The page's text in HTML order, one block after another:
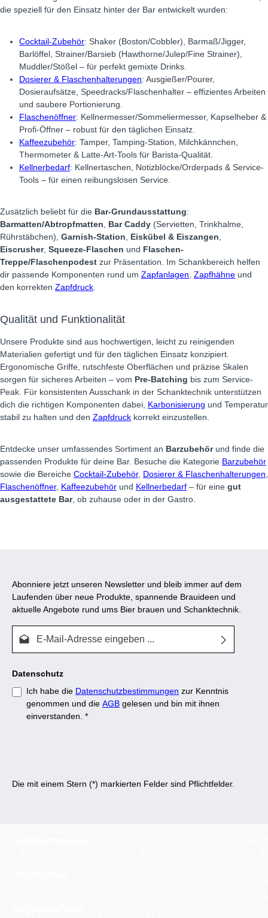
die speziell für den Einsatz hinter der Bar entwickelt wurden:
Cocktail-Zubehör: Shaker (Boston/Cobbler), Barmaß/Jigger,
Barlöffel, Strainer/Barsieb (Hawthorne/Julep/Fine Strainer),
Muddler/Stößel – für perfekt gemixte Drinks.
Dosierer & Flaschenhalterungen: Ausgießer/Pourer,
Dosieraufsätze, Speedracks/Flaschenhalter – effizientes Arbeiten
und saubere Portionierung.
Flaschenöffner: Kellnermesser/Sommeliermesser, Kapselheber &
Profi-Öffner – robust für den täglichen Einsatz.
Kaffeezubehör: Tamper, Tamping-Station, Milchkännchen,
Thermometer & Latte-Art-Tools für Barista-Qualität.
Kellnerbedarf: Kellnertaschen, Notizblöcke/Orderpads & Service-
Tools – für einen reibungslosen Service.
Zusätzlich beliebt für die Bar-Grundausstattung:
Barmatten/Abtropfmatten
Bar Caddy (Servietten, Trinkhalme,
Rührstäbchen), Garnish-Station Eiskübel & Eiszangen
Eiscrusher, Squeeze-Flaschen und Flaschen-
Treppe/Flaschenpodest zur Präsentation. Im Schankbereich helfen
dir passende Komponenten rund um Zapfanlagen Zapfhähne und
den korrekten Zapfdruck
Qualität und Funktionalität
Unsere Produkte sind aus hochwertigen, leicht zu reinigenden
Materialien gefertigt und für den täglichen Einsatz konzipiert.
Ergonomische Griffe, rutschfeste Oberflächen und präzise Skalen
sorgen für sicheres Arbeiten – vom Pre-Batching bis zum Service-
Peak. Für konsistenten Ausschank in der Schanktechnik unterstützen
dich die richtigen Komponenten dabei, Karbonisierung und Temperatur
stabil zu halten und den Zapfdruck korrekt einzustellen.
Entdecke unser umfassendes Sortiment an Barzubehörund finde die
passenden Produkte für deine Bar. Besuche die Kategorie Barzubehör
sowie die Bereiche Cocktail-Zubehör, Dosierer & Flaschenhalterungen
Flaschenöffner, Kaffeezubehör und Kellnerbedarf – für eine gut
ausgestattete Bar, ob zuhause oder in der Gastro.
Abonniere jetzt unseren Newsletter und bleib immer auf dem
Laufenden über neue Produkte, spannende Brauideen und
aktuelle Angebote rund ums Bier brauen und Schanktechnik.
Datenschutz
Ich habe die Datenschutzbestimmungen zur Kenntnis
genommen und die AGB gelesen und bin mit ihnen
einverstanden. *
Die mit einem Stern (*) markierten Felder sind Pflichtfelder.